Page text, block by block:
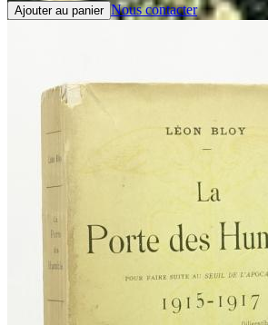
Ajouter au panier Nous contacter